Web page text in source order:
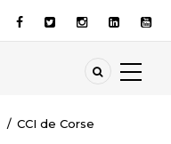
/ CCI de Corse